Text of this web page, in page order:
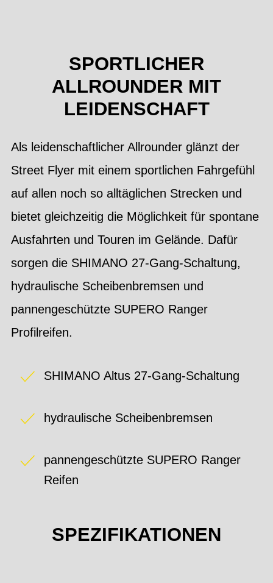
SPORTLICHER
ALLROUNDER MIT
LEIDENSCHAFT
Als leidenschaftlicher Allrounder glänzt der
Street Flyer mit einem sportlichen Fahrgefühl
auf allen noch so alltäglichen Strecken und
bietet gleichzeitig die Möglichkeit für spontane
Ausfahrten und Touren im Gelände. Dafür
sorgen die SHIMANO 27-Gang-Schaltung,
hydraulische Scheibenbremsen und
pannengeschützte SUPERO Ranger
Profilreifen.
SHIMANO Altus 27-Gang-Schaltung
hydraulische Scheibenbremsen
pannengeschützte SUPERO Ranger
Reifen
SPEZIFIKATIONEN